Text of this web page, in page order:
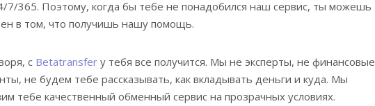
7/365. Поэтому, когда бы тебе не понадобился наш сервис, ты можешь
в том, что получишь нашу помощь.
с Betatransfer у тебя все получится. Мы не эксперты, не финансовые
не будем тебе рассказывать, как вкладывать деньги и куда. Мы
тебе качественный обменный сервис на прозрачных условиях.